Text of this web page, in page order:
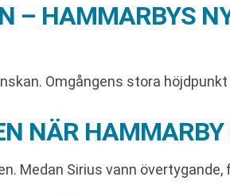
– HAMMARBYS
Omgångens stora
NÄR
Medan Sirius vann övertygande,